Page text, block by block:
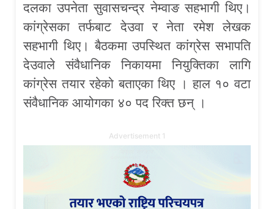
दलका उपनेता सुवासचन्द्र नेम्वाङ सहभागी थिए।
कांग्रेसका तर्फबाट देउवा र नेता रमेश लेखक
सहभागी थिए। बैठकमा उपस्थित कांग्रेस सभापति
देउवाले संवैधानिक निकायमा नियुक्तिका लागि
कांग्रेस तयार रहेको बताएका थिए । हाल १० वटा
संवैधानिक आयोगका ४० पद रिक्त छन् ।
Advertisement 1